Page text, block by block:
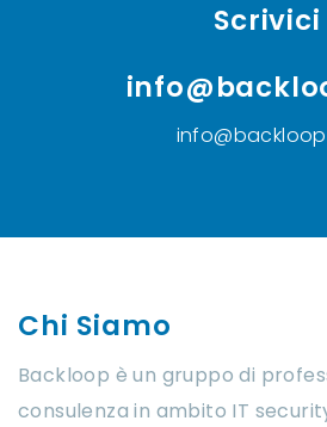
Scrivici
Chi Siamo
Backloop è un gruppo di
consulenza in ambito IT